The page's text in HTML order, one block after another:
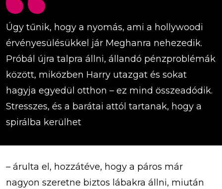
Úgy tűnik, hogy a nyomás, ami a hollywoodi
érvényesülésükkel jár Meghanra nehezedik.
Próbál újra talpra állni, állandó pénzproblémák
között, miközben Harry utazgat és sokat
hagyja egyedül otthon – ez mind összeadódik.
Stresszes, és a barátai attól tartanak, hogy a
spirálba kerülhet
– árulta el, hozzátéve, hogy a páros már
nagyon szeretne biztos lábakra állni, miután